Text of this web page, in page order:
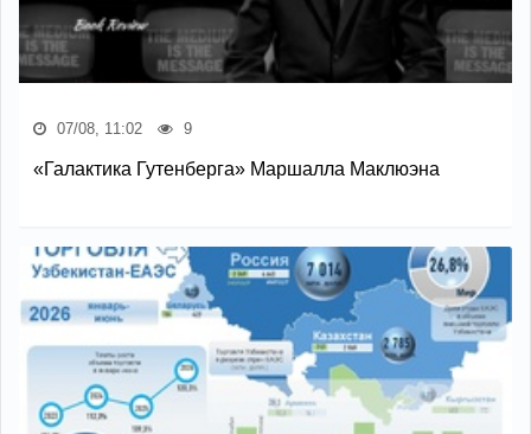
07/08, 11:02 9
«Галактика Гутенберга» Маршалла Маклюэна